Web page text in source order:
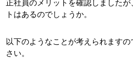
正社員のメリットを確認しました
トはあるのでしょうか。
以下のようなことが考えられます
さい。